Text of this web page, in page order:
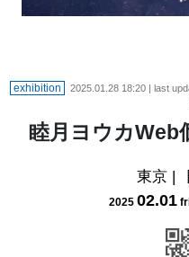
exhibition 2025.01.28 18:20| last
睦月ヨウカWeb
東京|
2025 02.01